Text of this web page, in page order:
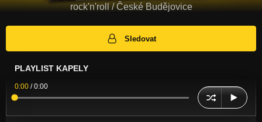
rock'n'roll / České Budějovice
Sledovat
PLAYLIST KAPELY
0:00 /0:00